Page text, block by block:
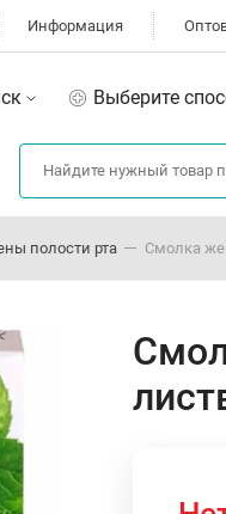
Информация
Выберите
полости рта Смолка